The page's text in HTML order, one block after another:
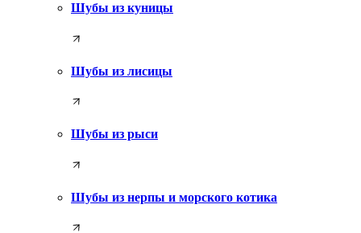
Шубы из куницы
Шубы из лисицы
Шубы из рыси
Шубы из нерпы и морского котика